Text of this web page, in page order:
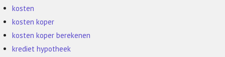
kosten
kosten koper
kosten koper berekenen
krediet hypotheek